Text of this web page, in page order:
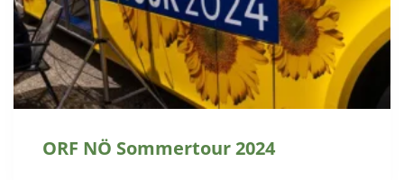
ORF NÖ Sommertour 2024